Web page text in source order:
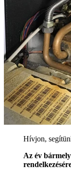
Hívjon,
Az év